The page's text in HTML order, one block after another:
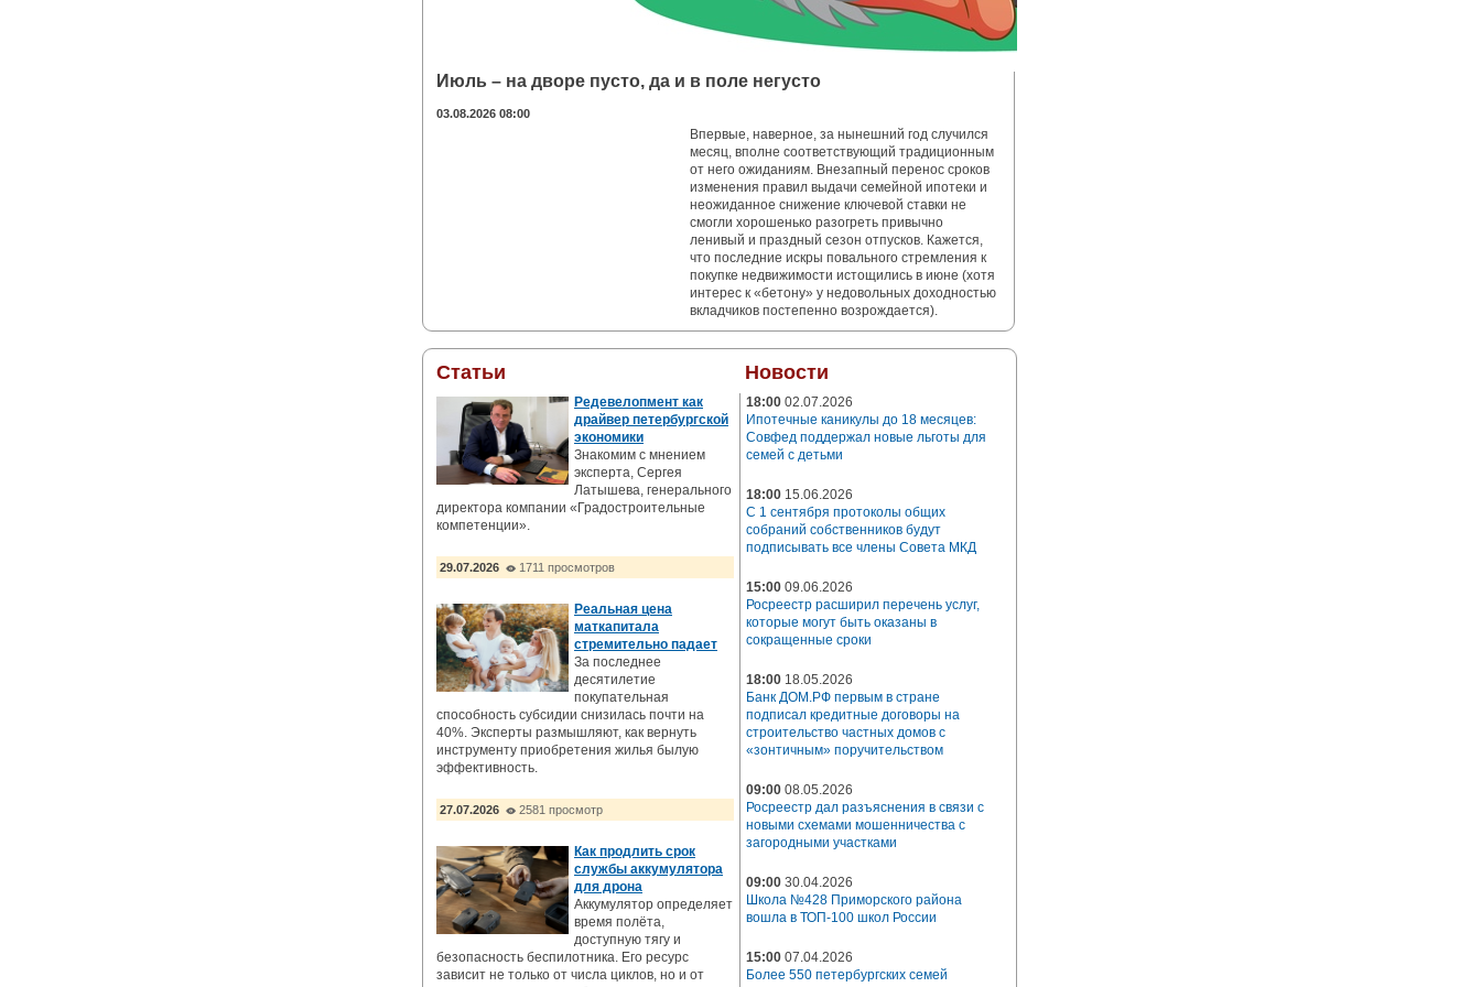
Июль – на дворе пусто, да и в поле негусто
03.08.2026 08:00
Впервые, наверное, за нынешний год случился
месяц, вполне соответствующий традиционным
от него ожиданиям. Внезапный перенос сроков
изменения правил выдачи семейной ипотеки и
неожиданное снижение ключевой ставки не
смогли хорошенько разогреть привычно
ленивый и праздный сезон отпусков. Кажется,
что последние искры повального стремления к
покупке недвижимости истощились в июне (хотя
интерес к «бетону» у недовольных доходностью
вкладчиков постепенно возрождается).
Статьи Новости
Редевелопмент как
драйвер петербургской
экономики
Знакомим с мнением
эксперта, Сергея
Латышева, генерального
директора компании «Градостроительные
компетенции».
29.07.2026 1711 просмотров
Реальная цена
маткапитала
стремительно падает
За последнее
десятилетие
покупательная
способность субсидии снизилась почти на
40%. Эксперты размышляют, как вернуть
инструменту приобретения жилья былую
эффективность.
27.07.2026 2581 просмотр
Как продлить срок
службы аккумулятора
для дрона
Аккумулятор определяет
время полёта,
доступную тягу и
безопасность беспилотника. Его ресурс
зависит не только от числа циклов, но и от
18:00 02.07.2026
Ипотечные каникулы до 18 месяцев:
Совфед поддержал новые льготы для
семей с детьми
18:00 15.06.2026
С 1 сентября протоколы общих
собраний собственников будут
подписывать все члены Совета МКД
15:00 09.06.2026
Росреестр расширил перечень услуг,
которые могут быть оказаны в
сокращенные сроки
18:00 18.05.2026
Банк ДОМ.РФ первым в стране
подписал кредитные договоры на
строительство частных домов с
«зонтичным» поручительством
09:00 08.05.2026
Росреестр дал разъяснения в связи с
новыми схемами мошенничества с
загородными участками
09:00 30.04.2026
Школа №428 Приморского района
вошла в ТОП-100 школ России
15:00 07.04.2026
Более 550 петербургских семей